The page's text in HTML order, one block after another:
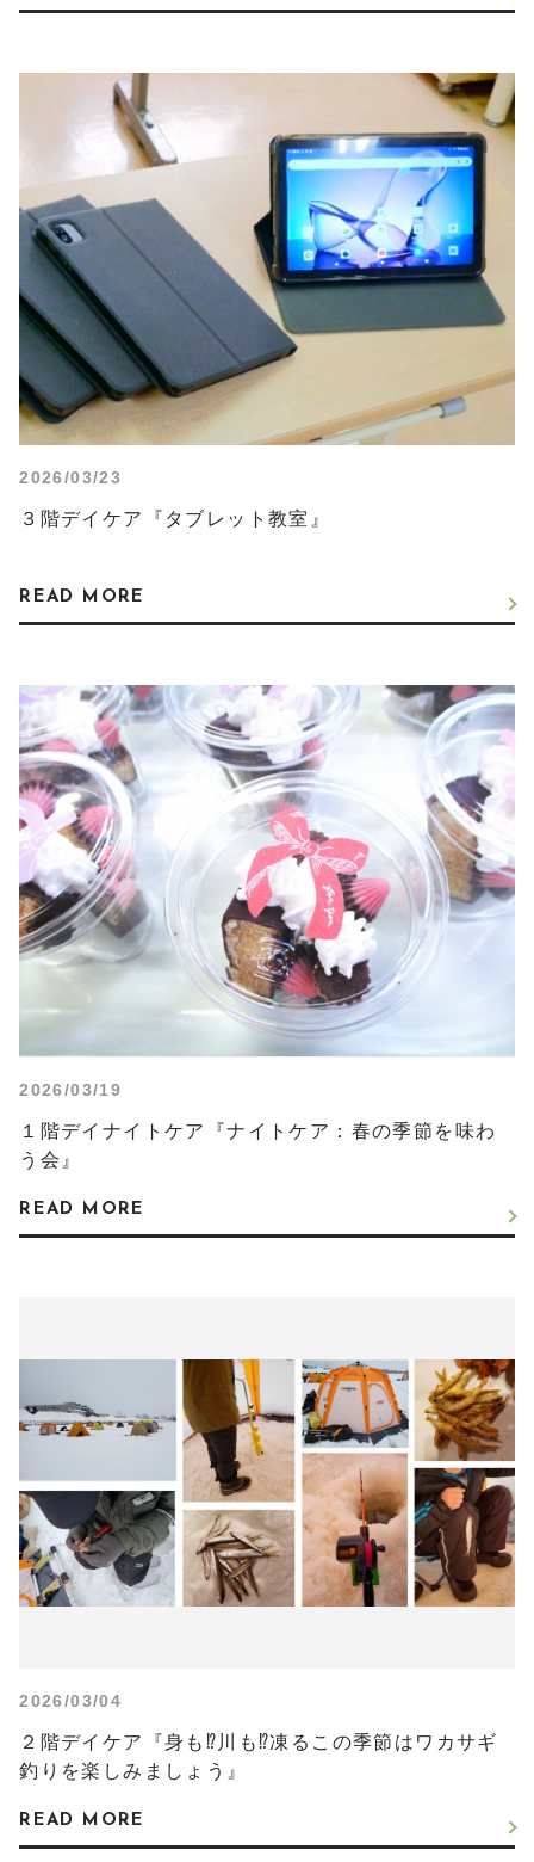
2026/03/23
３階デイケア『タブレット教室』
READ MORE
2026/03/19
１階デイナイトケア『ナイトケア：春の季節を味わ
う会』
READ MORE
2026/03/04
２階デイケア『身も⁉川も⁉凍るこの季節はワカサギ
釣りを楽しみましょう』
READ MORE